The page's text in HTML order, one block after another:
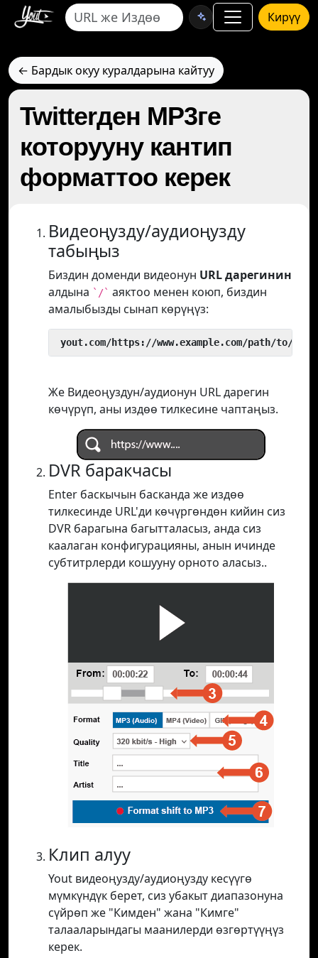
Кирүү
← Бардык окуу куралдарына кайтуу
Twitterден MP3ге
которууну кантип
форматтоо керек
Видеоңузду/аудиоңузду
табыңыз
Биздин доменди видеонун URL дарегинин
алдына `/` аяктоо менен коюп, биздин
амалыбызды сынап көрүңүз:
yout.com/https://www.example.com/path/to/
Же Видеоңуздун/аудионун URL дарегин
көчүрүп, аны издөө тилкесине чаптаңыз.
DVR баракчасы
Enter баскычын басканда же издөө
тилкесинде URL'ди көчүргөндөн кийин сиз
DVR барагына багытталасыз, анда сиз
каалаган конфигурацияны, анын ичинде
субтитрлерди кошууну орното аласыз..
Клип алуу
Yout видеоңузду/аудиоңузду кесүүгө
мүмкүндүк берет, сиз убакыт диапазонуна
сүйрөп же "Кимден" жана "Кимге"
талааларындагы маанилерди өзгөртүүңүз
керек.